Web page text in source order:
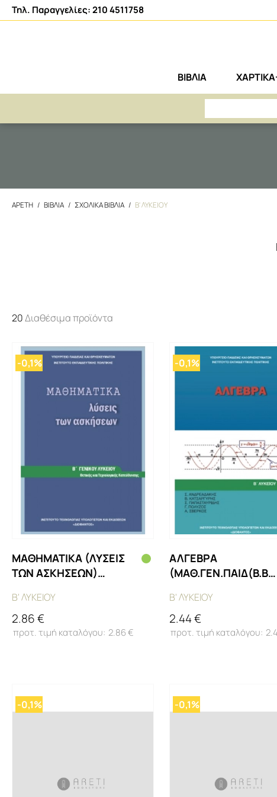
Τηλ. Παραγγελίες: 210 4511758
ΒΙΒΛΙΑ
ΑΡΕΤΗ ΒΙΒΛΙΑ ΣΧΟΛΙΚΑ ΒΙΒΛΙΑ Β' ΛΥΚΕΙΟΥ
20Διαθέσιμα προϊόντα
-0,1%
ΜΑΘΗΜΑΤΙΚΑ (ΛΥΣΕΙΣ
ΤΩΝ ΑΣΚΗΣΕΩΝ)
ΕΣΠ))
Β' ΛΥΚΕΙΟΥ
2.86 €
2.86 €
-0,1%
ΑΛΓΕΒΡΑ
(ΜΑΘ.ΓΕΝ.ΠΑΙΔ(Β.Β
Β' ΛΥΚΕΙΟΥ
2.44 €
-0,1% -0,1%